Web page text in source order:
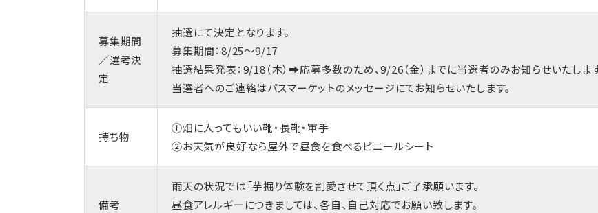
募集期間
／選考決
定
抽選にて決定となります。
募集期間：8/25～9/17
抽選結果発表：9/18（木）➡応募多数のため、9/26（金）までに当選者のみお知らせいたします
当選者へのご連絡はパスマーケットのメッセージにてお知らせいたします。
持ち物
①畑に入ってもいい靴・長靴・軍手
②お天気が良好なら屋外で昼食を食べるビニールシート
備考
雨天の状況では「芋掘り体験を割愛させて頂く点」ご了承願います。
昼食アレルギーにつきましては、各自、自己対応でお願い致します。